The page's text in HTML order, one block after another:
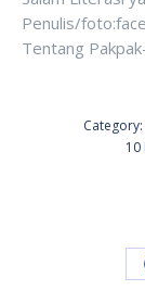
Penulis/
Tentang
Category:
10